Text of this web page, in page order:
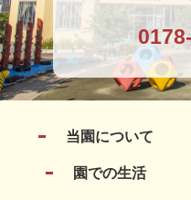
当園について
園での生活